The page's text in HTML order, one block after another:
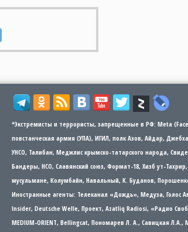
*Экстремисты и террористы, запрещенные в РФ: Meta
повстанческая армия (УПА), ИГИЛ, полк Азов, Айдар,
УНСО, Талибан, Меджлис крымско-татарского народа,
Бандеры​​, НСО, Славянский союз, Формат-18, Хизб ут-
мусульмане, Колумбайн, Навальный, К. Буданов,
Иностранные агенты: Телеканал «Дождь», Медуза, Голос
Insider, Deutsche Welle, Проект, Azatliq Radiosi, «Радио
MEDIUM-ORIENT, Bellingcat, Пономарев Л. А., Савицкая